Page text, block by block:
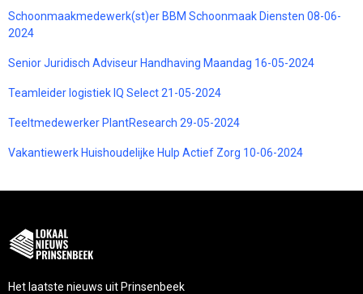
Schoonmaakmedewerk(st)er BBM Schoonmaak Diensten 08-06-
2024
Senior Juridisch Adviseur Handhaving Maandag 16-05-2024
Teamleider logistiek IQ Select 21-05-2024
Teeltmedewerker PlantResearch 29-05-2024
Vakantiewerk Huishoudelijke Hulp Actief Zorg 10-06-2024
Het laatste nieuws uit Prinsenbeek